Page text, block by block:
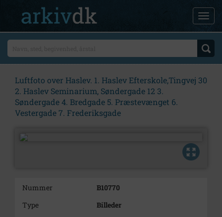
Luftfoto over Haslev. 1. Haslev Efterskole,Tingvej 30
2. Haslev Seminarium, Søndergade 12 3.
Søndergade 4. Bredgade 5. Præstevænget 6.
Vestergade 7. Frederiksgade
Nummer
B10770
Type
Billeder